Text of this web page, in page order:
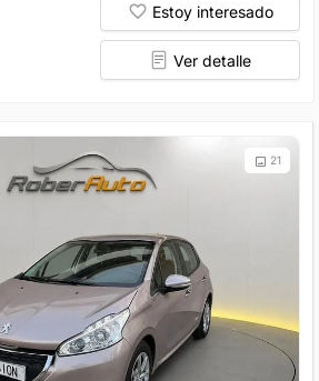
Estoy interesado
Ver detalle
21